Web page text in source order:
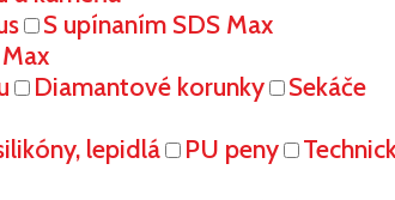
S upínaním SDS Max
Diamantové korunky
Sekáče
lepidlá PU peny